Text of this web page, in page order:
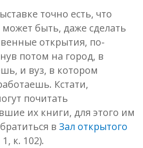
точно есть, что
быть, даже сделать
открытия, по-
потом на город, в
и вуз, в котором
Кстати,
почитать
их книги, для этого им
в Зал открытого
к. 102).